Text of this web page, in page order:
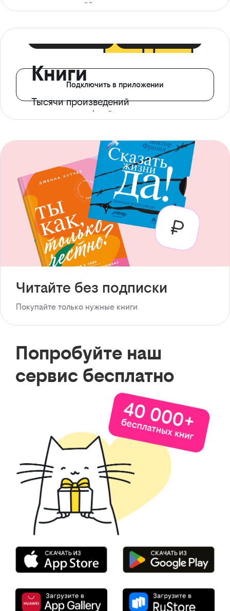
ограничений*
Книги
Тысячи произведений
с доступом офлайн
Подключить в приложении
Читайте без подписки
Покупайте только нужные книги
Попробуйте наш
сервис бесплатно